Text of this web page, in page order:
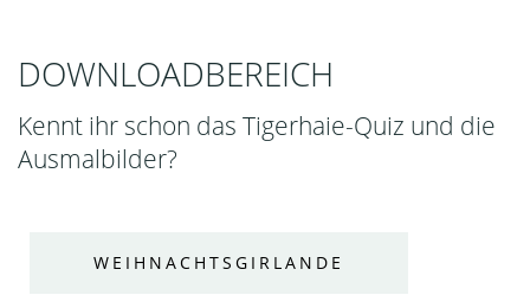
DOWNLOADBEREICH
Kennt ihr schon das Tigerhaie-Quiz und die
Ausmalbilder?
WEIHNACHTSGIRLANDE